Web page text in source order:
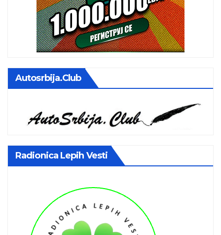
Autosrbija.club
Radionica Lepih Vesti